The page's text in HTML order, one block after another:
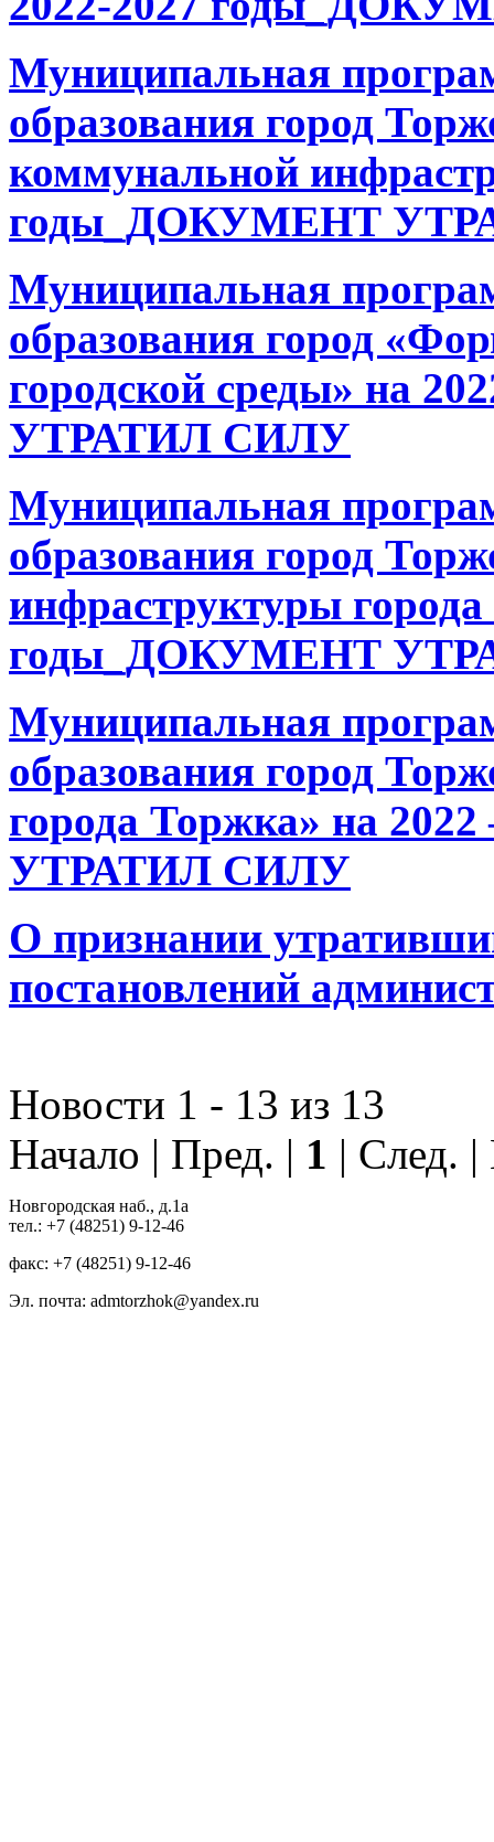
Муниципальная
образования город
коммунальной
годы_ДОКУМЕНТ
Муниципальная
образования город
городской среды» на
УТРАТИЛ СИЛУ
Муниципальная
образования город
инфраструктуры
годы_ДОКУМЕНТ
Муниципальная
образования город
города Торжка» на
УТРАТИЛ СИЛУ
О признании
постановлений
Новости 1 - 13 из 13
Начало | Пред. | 1 | След.
Новгородская наб., д.1а
тел.: +7 (48251) 9-12-46
факс: +7 (48251) 9-12-46
Эл. почта: admtorzhok@yandex.ru